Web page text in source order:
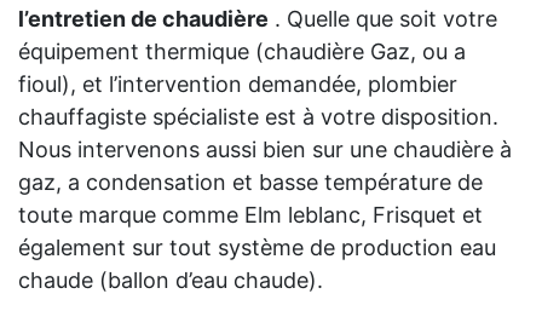
l’entretien de chaudière . Quelle que soit votre
équipement thermique (chaudière Gaz, ou a
fioul), et l’intervention demandée, plombier
chauffagiste spécialiste est à votre disposition.
Nous intervenons aussi bien sur une chaudière à
gaz, a condensation et basse température de
toute marque comme Elm leblanc, Frisquet et
également sur tout système de production eau
chaude (ballon d’eau chaude).